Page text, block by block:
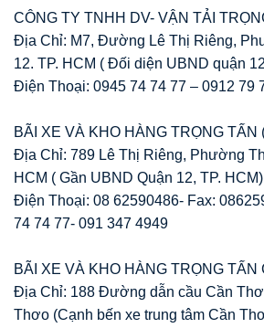
CÔNG TY TNHH DV- VẬN TẢI
Địa Chỉ: M7, Đường Lê Thị Riêng,
12. TP. HCM ( Đối diện UBND quận
Điện Thoại: 0945 74 74 77 – 0912 79
BÃI XE VÀ KHO HÀNG TRỌNG TẤN
Địa Chỉ: 789 Lê Thị Riêng, Phường
HCM ( Gần UBND Quận 12, TP. HCM)
Điện Thoại: 08 62590486- Fax:
74 74 77- 091 347 4949
BÃI XE VÀ KHO HÀNG TRỌNG TẤN
Địa Chỉ: 188 Đường dẫn cầu Cần
Thơo (Cạnh bến xe trung tâm Cần